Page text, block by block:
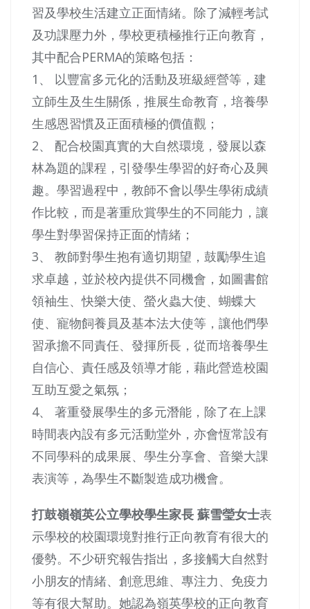
習及學校生活建立正面情緒。除了減輕考試
及功課壓力外，學校更積極推行正向教育，
其中配合PERMA的策略包括：
1、 以豐富多元化的活動及班級經營等，建
立師生及生生關係，推展生命教育，培養學
生感恩習慣及正面積極的價值觀；
2、 配合校園真實的大自然環境，發展以森
林為題的課程，引發學生學習的好奇心及興
趣。學習過程中，教師不會以學生學術成績
作比較，而是著重欣賞學生的不同能力，讓
學生對學習保持正面的情緒；
3、 教師對學生抱有適切期望，鼓勵學生追
求卓越，並於校內提供不同機會，如圖書館
領袖生、快樂大使、螢火蟲大使、蝴蝶大
使、寵物飼養員及基本法大使等，讓他們學
習承擔不同責任、發揮所長，從而培養學生
自信心、責任感及領導才能，藉此營造校園
互助互愛之氣氛；
4、 著重發展學生的多元潛能，除了在上課
時間表內設有多元活動堂外，亦會恆常設有
不同學科的成果展、學生分享會、音樂大課
表演等，為學生不斷製造成功機會。
打鼓嶺嶺英公立學校學生家長 蘇雪瑩女士表
示學校的校園環境對推行正向教育有很大的
優勢。不少研究報告指出，多接觸大自然對
小朋友的情緒、創意思維、專注力、免疫力
等有很大幫助。她認為嶺英學校的正向教育